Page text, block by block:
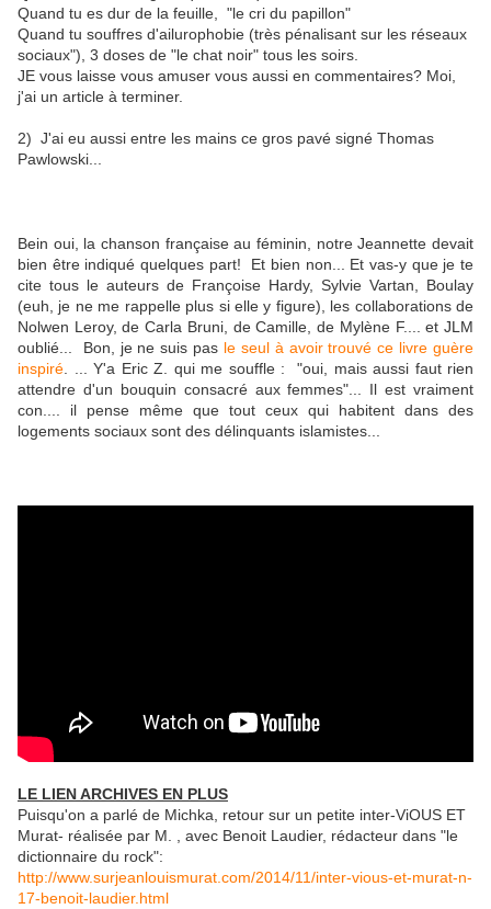
Quand tu es dur de la feuille, "le cri du papillon"
Quand tu souffres d'ailurophobie (très pénalisant sur les réseaux
sociaux"), 3 doses de "le chat noir" tous les soirs.
JE vous laisse vous amuser vous aussi en commentaires? Moi,
j'ai un article à terminer.
2) J'ai eu aussi entre les mains ce gros pavé signé Thomas
Pawlowski...
Bein oui, la chanson française au féminin, notre Jeannette devait
bien être indiqué quelques part! Et bien non... Et vas-y que je te
cite tous le auteurs de Françoise Hardy, Sylvie Vartan, Boulay
(euh, je ne me rappelle plus si elle y figure), les collaborations de
Nolwen Leroy, de Carla Bruni, de Camille, de Mylène F.... et JLM
oublié... Bon, je ne suis pas le seul à avoir trouvé ce livre guère
inspiré . ... Y'a Eric Z. qui me souffle : "oui, mais aussi faut rien
attendre d'un bouquin consacré aux femmes"... Il est vraiment
con.... il pense même que tout ceux qui habitent dans des
logements sociaux sont des délinquants islamistes...
LE LIEN ARCHIVES EN PLUS
Puisqu'on a parlé de Michka, retour sur un petite inter-ViOUS ET
Murat- réalisée par M. , avec Benoit Laudier, rédacteur dans "le
dictionnaire du rock":
http://www.surjeanlouismurat.com/2014/11/inter-vious-et-murat-n-
17-benoit-laudier.html